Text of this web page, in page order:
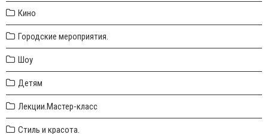
Кино
Городские мероприятия.
Шоу
Детям
Лекции.Мастер-класс
Стиль и красота.